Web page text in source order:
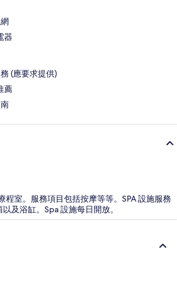
器
(應要求提供)
薦
程室。服務項目包括按摩等等。SPA 設施服務
及浴缸。Spa 設施每日開放。